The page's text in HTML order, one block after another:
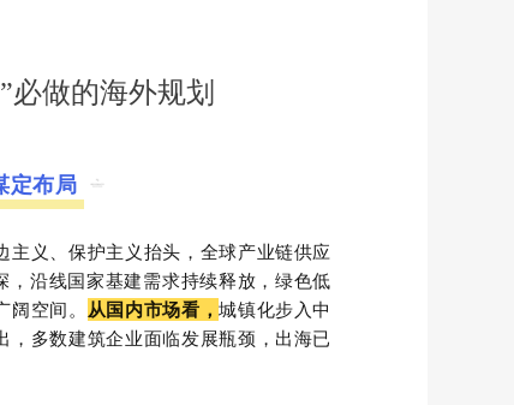
必做的海外规划
定布局
主义、保护主义抬头，全球产业链供应
，沿线国家基建需求持续释放，绿色低
空间。 从国内市场看，城镇化步入中
多数建筑企业面临发展瓶颈，出海已